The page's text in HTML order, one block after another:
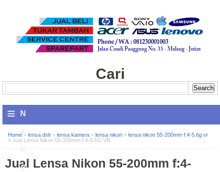
Cari
≡ N
vi
g
Home » lensa dslr » lensa kamera » lensa nikon » lensa nikon 55-200mm f:4-5.6g vr
» Jual Lensa Nikon 55-200mm f:4-5.6G VR
Jual Lensa Nikon 55-200mm f:4-